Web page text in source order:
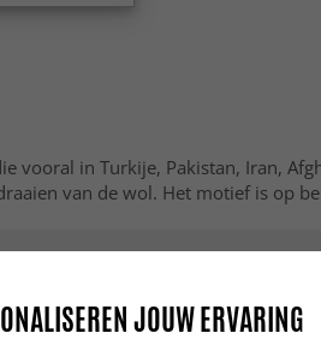
vooral in Turkije, Pakistan, Iran,
van de wol. Het motief is op
JOUW ERVARING